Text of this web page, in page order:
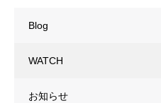
Blog
WATCH
お知らせ